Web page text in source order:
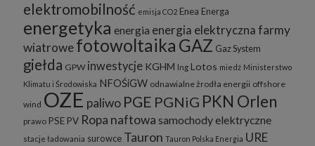
elektromobilność emisja CO2 Enea Energa
energetyka energia energia elektrycznafarmy
wiatrowefotowoltaika GAZ Gaz System
giełda GPW inwestycje KGHM lng Lotos miedź Ministerstwo
Klimatu i Środowiska NFOŚiGW odnawialne żrodła energii offshore
wind OZE paliwo PGE PGNiG PKN Orlen
prawo PSE PV Ropa naftowa samochody elektryczne
stacje ładowania surowce Tauron Tauron Polska Energia URE